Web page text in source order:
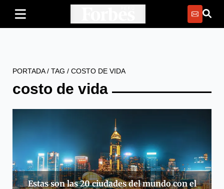
PORTADA/ TAG / COSTO DE VIDA
costo de vida
Estas son las 20 ciudades del mundo con el